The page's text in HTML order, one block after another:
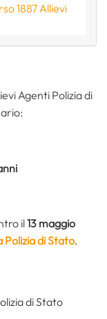
1887 Allievi
Agenti Polizia di
il13 maggio
Polizia di Stato.
di Stato